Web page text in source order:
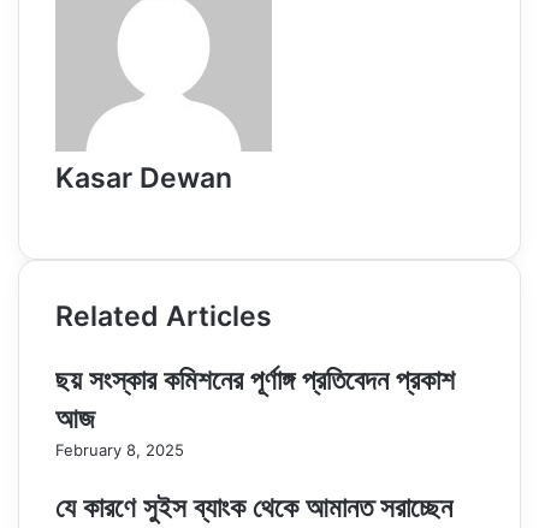
Kasar Dewan
Related Articles
ছয় সংস্কার কমিশনের পূর্ণাঙ্গ প্রতিবেদন প্রকাশ
আজ
February 8, 2025
যে কারণে সুইস ব্যাংক থেকে আমানত সরাচ্ছেন